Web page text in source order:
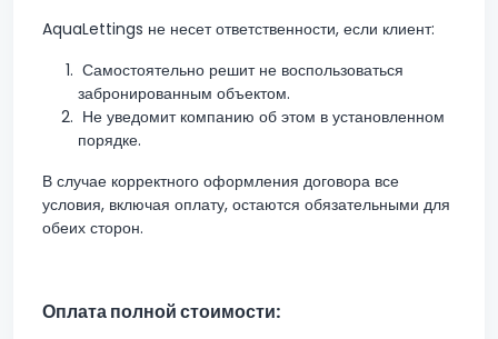
AquaLettings не несет ответственности, если клиент:
Самостоятельно решит не воспользоваться
забронированным объектом.
Не уведомит компанию об этом в установленном
порядке.
В случае корректного оформления договора все
условия, включая оплату, остаются обязательными для
обеих сторон.
Оплата полной стоимости: